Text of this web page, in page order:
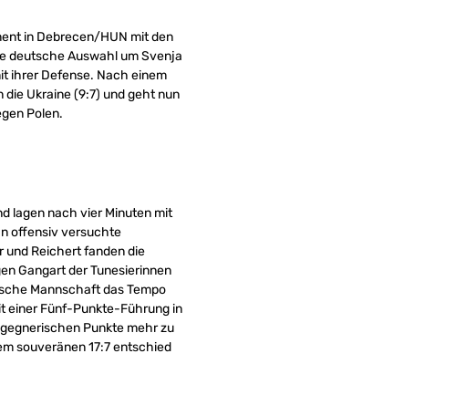
in Debrecen/HUN mit den
deutsche Auswahl um Svenja
ihrer Defense. Nach einem
die Ukraine (9:7) und geht nun
Polen.
lagen nach vier Minuten mit
offensiv versuchte
und Reichert fanden die
Gangart der Tunesierinnen
Mannschaft das Tempo
einer Fünf-Punkte-Führung in
Punkte mehr zu
souveränen 17:7 entschied